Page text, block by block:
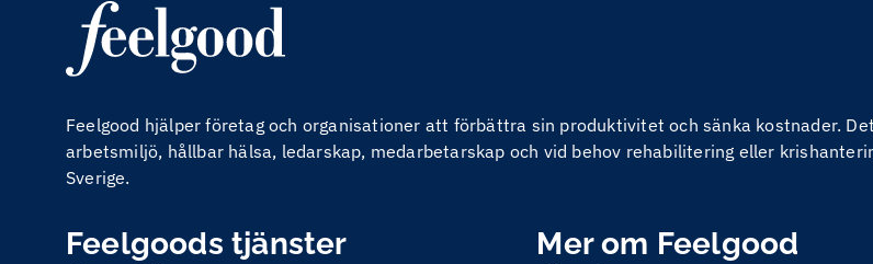
Feelgood hjälper företag och organisationer att förbättra sin produktivitet och sänka kostnader.
arbetsmiljö, hållbar hälsa, ledarskap, medarbetarskap och vid behov rehabilitering eller
Sverige.
Feelgoods tjänster Mer om Feelgood